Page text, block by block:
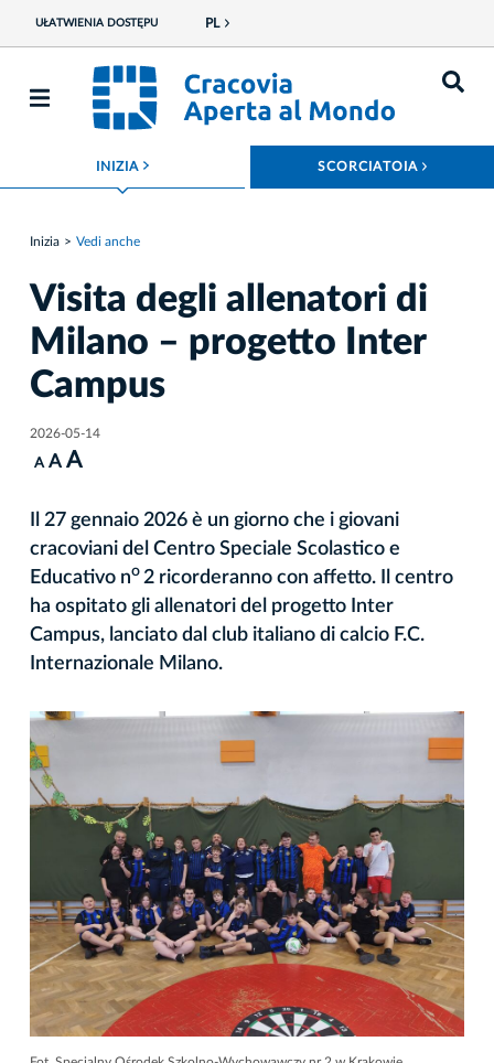
UŁATWIENIA DOSTĘPU PL
INIZIA ROZWIŃ MENU SCORCIATOIA
Inizia Vedi anche
Visita degli allenatori di
Milano – progetto Inter
Campus
2026-05-14
A A A
Il 27 gennaio 2026 è un giorno che i giovani
cracoviani del Centro Speciale Scolastico e
Educativo no 2 ricorderanno con affetto. Il centro
ha ospitato gli allenatori del progetto Inter
Campus, lanciato dal club italiano di calcio F.C.
Internazionale Milano.